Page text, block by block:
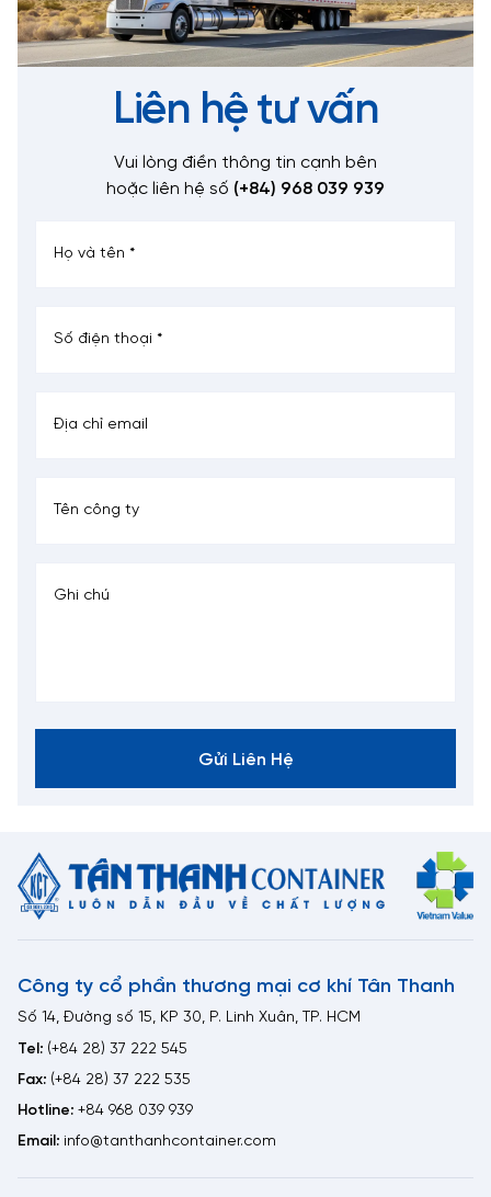
Liên hệ tư vấn
Vui lòng điền thông tin cạnh bên
hoặc liên hệ số (+84) 968 039 939
Gửi Liên Hệ
Công ty cổ phần thương mại cơ khí Tân Thanh
Số 14, Đường số 15, KP 30, P. Linh Xuân, TP. HCM
Tel: (+84 28) 37 222 545
Fax: (+84 28) 37 222 535
Hotline: +84 968 039 939
Email: info@tanthanhcontainer.com